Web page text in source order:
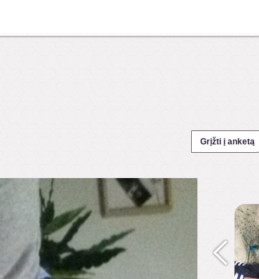
Grįžti į anketą